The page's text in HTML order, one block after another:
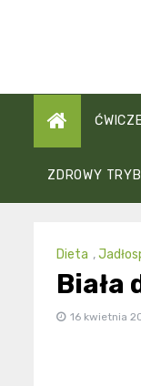
ZDROWY
Dieta ,
Biała
16 kwietnia